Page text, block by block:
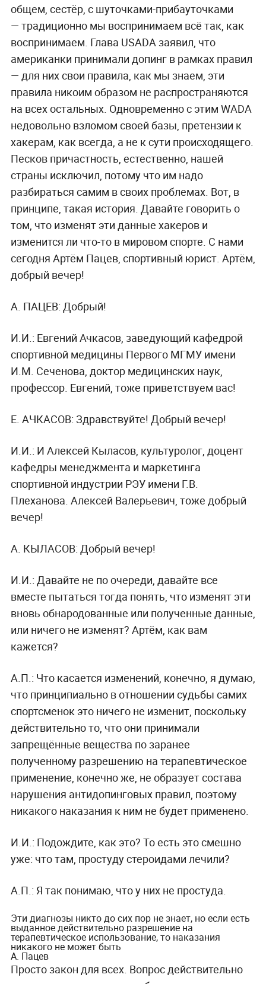
общем, сестёр, с шуточками-прибауточками
— традиционно мы воспринимаем всё так, как
воспринимаем. Глава USADA заявил, что
американки принимали допинг в рамках правил
— для них свои правила, как мы знаем, эти
правила никоим образом не распространяются
на всех остальных. Одновременно с этим WADA
недовольно взломом своей базы, претензии к
хакерам, как всегда, а не к сути происходящего.
Песков причастность, естественно, нашей
страны исключил, потому что им надо
разбираться самим в своих проблемах. Вот, в
принципе, такая история. Давайте говорить о
том, что изменят эти данные хакеров и
изменится ли что-то в мировом спорте. С нами
сегодня Артём Пацев, спортивный юрист. Артём,
добрый вечер!
А. ПАЦЕВ: Добрый!
И.И.: Евгений Ачкасов, заведующий кафедрой
спортивной медицины Первого МГМУ имени
И.М. Сеченова, доктор медицинских наук,
профессор. Евгений, тоже приветствуем вас!
Е. АЧКАСОВ: Здравствуйте! Добрый вечер!
И.И.: И Алексей Кыласов, культуролог, доцент
кафедры менеджмента и маркетинга
спортивной индустрии РЭУ имени Г.В.
Плеханова. Алексей Валерьевич, тоже добрый
вечер!
А. КЫЛАСОВ: Добрый вечер!
И.И.: Давайте не по очереди, давайте все
вместе пытаться тогда понять, что изменят эти
вновь обнародованные или полученные данные,
или ничего не изменят? Артём, как вам
кажется?
А.П.: Что касается изменений, конечно, я думаю,
что принципиально в отношении судьбы самих
спортсменок это ничего не изменит, поскольку
действительно то, что они принимали
запрещённые вещества по заранее
полученному разрешению на терапевтическое
применение, конечно же, не образует состава
нарушения антидопинговых правил, поэтому
никакого наказания к ним не будет применено.
И.И.: Подождите, как это? То есть это смешно
уже: что там, простуду стероидами лечили?
А.П.: Я так понимаю, что у них не простуда.
Эти диагнозы никто до сих пор не знает, но если есть
выданное действительно разрешение на
терапевтическое использование, то наказания
никакого не может быть
А. Пацев
Просто закон для всех. Вопрос действительно